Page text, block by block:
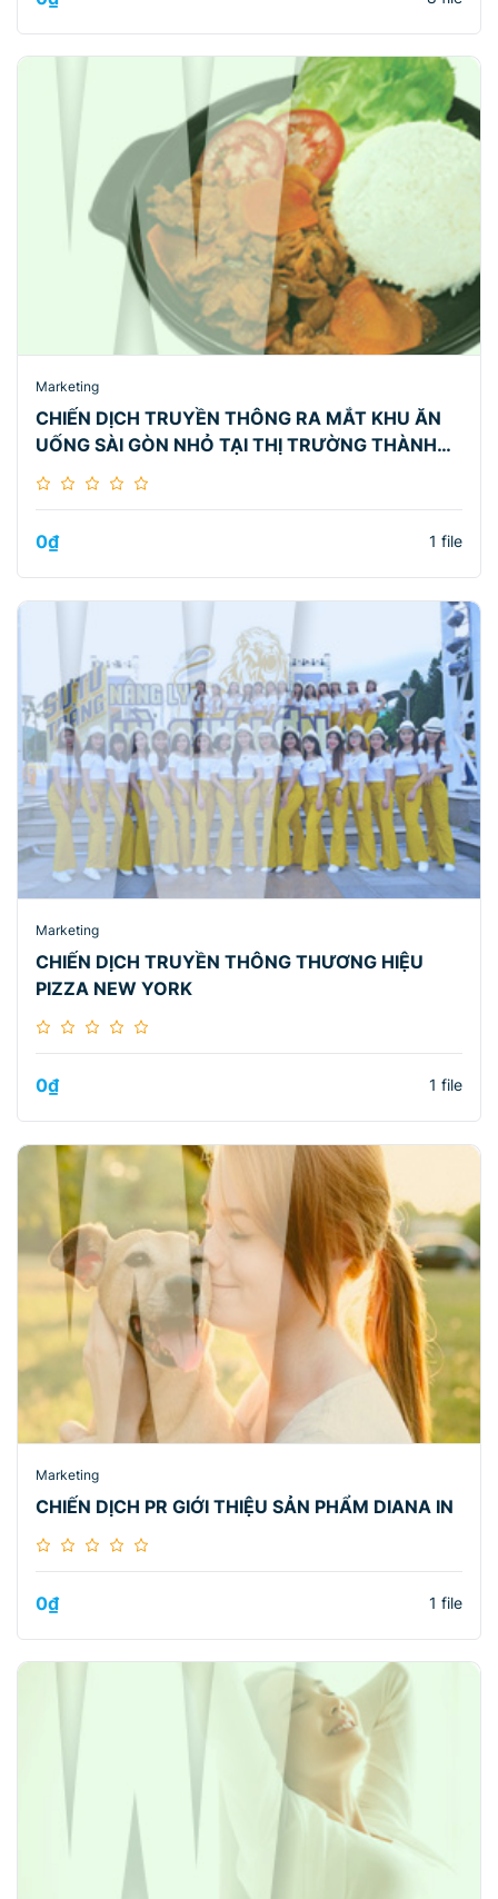
Marketing
CHIẾN DỊCH TRUYỀN THÔNG RA MẮT KHU ĂN
UỐNG SÀI GÒN NHỎ TẠI THỊ TRƯỜNG THÀNH
PHỐ HỒ CHÍ MINH
0₫ 1 file
Marketing
CHIẾN DỊCH TRUYỀN THÔNG THƯƠNG HIỆU
PIZZA NEW YORK
0₫ 1 file
Marketing
CHIẾN DỊCH PR GIỚI THIỆU SẢN PHẨM DIANA IN
0₫ 1 file